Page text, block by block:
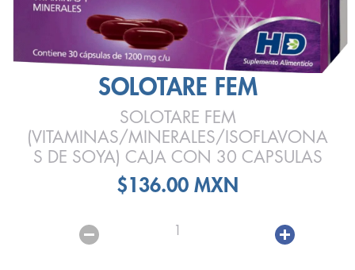
SOLOTARE FEM
SOLOTARE FEM
(VITAMINAS/MINERALES/ISOFLAVONA
S DE SOYA) CAJA CON 30 CAPSULAS
$136.00 MXN
1